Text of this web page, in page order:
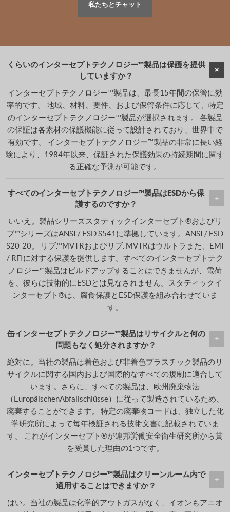
私たちとチャット
くらいのインターセプトテクノロジー™製品は保護を提供
していますか？
インターセプトテクノロジー™製品は、最長15年間の保管に効
率的です。 地域、材料、要件、および保管条件に応じて、特定
のインターセプトテクノロジー™製品が選択されます。 各製品
の保証は各素材の保護機能に従って設計されており、世界中で
有効です。 インターセプトテクノロジー™製品の非常に長い経
験により、1984年以来、保証された保護効果の持続期間に関す
る正確な予測が可能です。
すべてのインターセプトテクノロジー™製品はESDから保
護するのですか？
いいえ。製品シリーズスタティックインターセプト®およびリ
ブ™シリーズはANSI / ESD S541に準拠しています。ANSI / ESD
S20-20。 リブ.™MVTRおよびリブ. MVTRはウルトラまた、EMI
/ RFIに対する保護を提供します。すべてのインターセプトテク
ノロジー™製品はビルドアップすることはできませんが、電荷
を、彼らは技術的にESDとは見なされません。スタティックイ
ンターセプト®は、腐食保護とESD保護を組み合わせていま
す。
缶インターセプトテクノロジー™製品はリサイクルと何の
問題もなく処分されますか？
絶対に。当社の製品は着色および非着色プラスチック製品のリ
サイクルに関する国内および国際的なすべての規制に適合して
います。さらに、すべての製品は、欧州廃棄物法
（EuropäischenAbfallschlüsse）に従って製造されているため、
廃棄することができます。 特定の廃棄物コードは、独立した化
学研究所によって毎年検証される技術文書に記載されていま
す。 これがインターセプト®が連邦労働安全衛生研究所から賞
を受賞した理由の1つです。
インターセプトテクノロジー™製品はクリーンルーム内で
適用することはできますか？
はい。当社の製品は化学的アウトガスがなく、イオンもアニオ